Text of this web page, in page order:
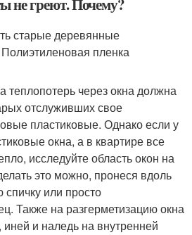
не греют. Почему?
теплопотерь через окна должна
отслуживших свое
пластиковые. Однако если у
окна, а в квартире все
исследуйте область окон на
это можно, пронеся вдоль
или просто
Также на разгерметизацию окна
иней и наледь на внутренней